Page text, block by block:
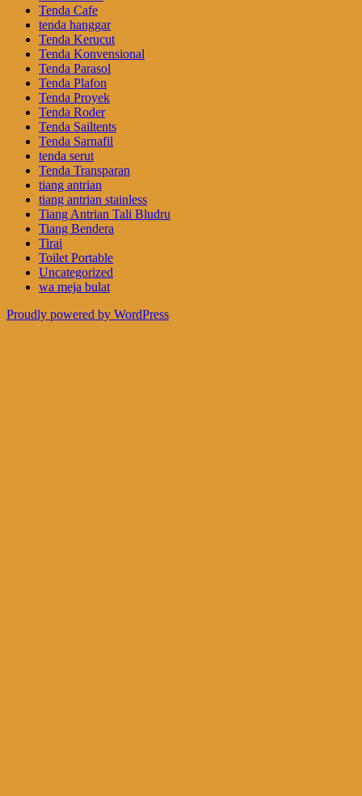
Tenda Cafe
tenda hanggar
Tenda Kerucut
Tenda Konvensional
Tenda Parasol
Tenda Plafon
Tenda Proyek
Tenda Roder
Tenda Sailtents
Tenda Sarnafil
tenda serut
Tenda Transparan
tiang antrian
tiang antrian stainless
Tiang Antrian Tali Bludru
Tiang Bendera
Tirai
Toilet Portable
Uncategorized
wa meja bulat
Proudly powered by WordPress